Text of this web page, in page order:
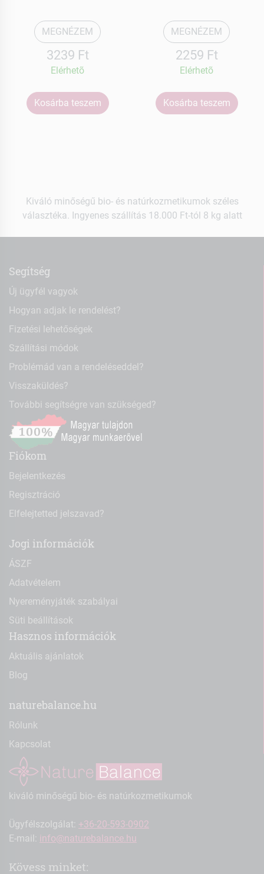
MEGNÉZEM
3239 Ft
Elérhetõ
Kosárba teszem
MEGNÉZEM
2259 Ft
Elérhetõ
Kosárba teszem
Kiváló minőségű bio- és natúrkozmetikumok széles
választéka. Ingyenes szállítás 18.000 Ft-tól 8 kg alatt
Segítség
Új ügyfél vagyok
Hogyan adjak le rendelést?
Fizetési lehetőségek
Szállítási módok
Problémád van a rendeléseddel?
Visszaküldés?
További segítségre van szükséged?
Fiókom
Bejelentkezés
Regisztráció
Elfelejtetted jelszavad?
Jogi információk
ÁSZF
Adatvételem
Nyereményjáték szabályai
Süti beállítások
Hasznos információk
Aktuális ajánlatok
Blog
naturebalance.hu
Rólunk
Kapcsolat
kiváló minőségű bio- és natúrkozmetikumok
Ügyfélszolgálat: +36-20-593-0902
E-mail: info@naturebalance.hu
Kövess minket: